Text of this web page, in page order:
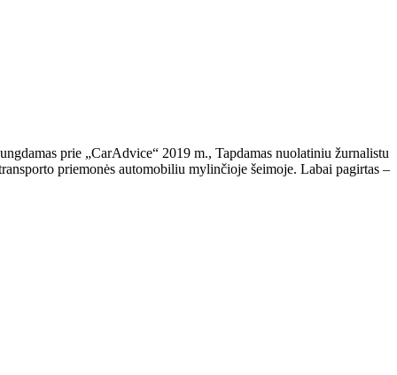
prie „CarAdvice“ 2019 m., Tapdamas nuolatiniu žurnalistu
priemonės automobiliu mylinčioje šeimoje. Labai pagirtas –